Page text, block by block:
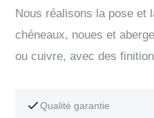
Nous réalisons la pose et
chéneaux, noues et
ou cuivre, avec des
Qualité garantie